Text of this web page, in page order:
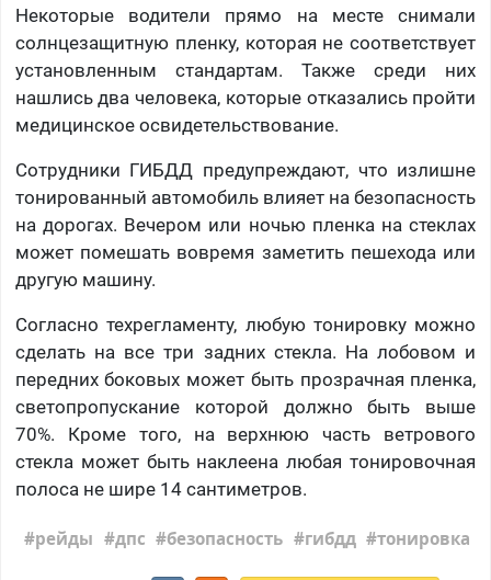
Некоторые водители прямо на месте снимали
солнцезащитную пленку, которая не соответствует
установленным стандартам. Также среди них
нашлись два человека, которые отказались пройти
медицинское освидетельствование.
Сотрудники ГИБДД предупреждают, что излишне
тонированный автомобиль влияет на безопасность
на дорогах. Вечером или ночью пленка на стеклах
может помешать вовремя заметить пешехода или
другую машину.
Согласно техрегламенту, любую тонировку можно
сделать на все три задних стекла. На лобовом и
передних боковых может быть прозрачная пленка,
светопропускание которой должно быть выше
70%. Кроме того, на верхнюю часть ветрового
стекла может быть наклеена любая тонировочная
полоса не шире 14 сантиметров.
рейды дпс безопасность гибдд тонировка